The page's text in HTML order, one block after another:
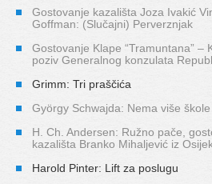
Gostovanje kazališta Joza Ivakić
Goffman: (Slučajni) Perverznjak
Gostovanje Klape “Tramuntana” –
poziv Generalnog konzulata
Grimm: Tri praščića
György Schwajda: Nema više škole
H. Ch. Andersen: Ružno pače,
kazališta Branko Mihaljević iz
Harold Pinter: Lift za poslugu